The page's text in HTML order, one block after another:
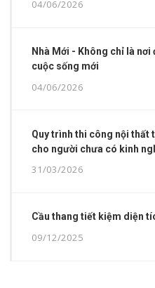
04/06/2026
Nhà Mới - Không chỉ là
cuộc sống mới
04/06/2026
Quy trình thi công nội thất
cho người chưa có kinh
31/03/2026
Cầu thang tiết kiệm diện
09/12/2025